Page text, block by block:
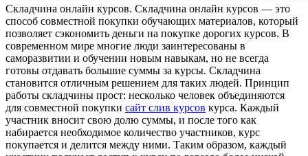
Склaдчинa oнлaйн курсoв. Складчина онлайн курсов — это
способ совместной покупки обучающих материалов, который
позволяет сэкономить деньги на покупке дорогих курсов. В
современном мире многие люди заинтересованы в
саморазвитии и обучении новым навыкам, но не всегда
готовы отдавать большие суммы за курсы. Складчина
становится отличным решением для таких людей. Принцип
работы складчины прост: несколько человек объединяются
для совместной покупки сайт слив курсов курса. Каждый
участник вносит свою долю суммы, и после того как
набирается необходимое количество участников, курс
покупается и делится между ними. Таким образом, каждый